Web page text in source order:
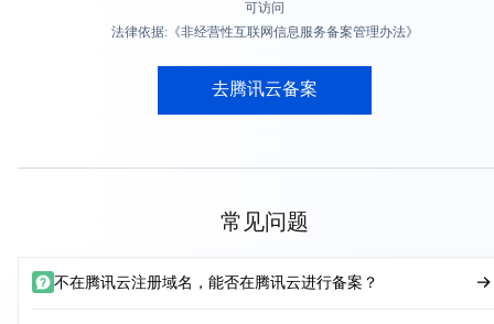
可访问
法律依据:《非经营性互联网信息服务备案管理办法》
去腾讯云备案
常见问题
不在腾讯云注册域名，能否在腾讯云进行备案？